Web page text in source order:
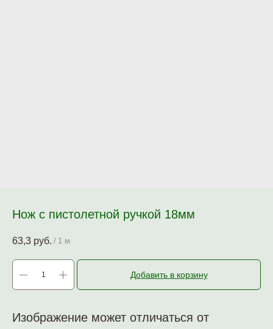
Нож с пистолетной ручкой 18мм
63,3 руб. / 1 м
Добавить в корзину
Изображение может отличаться от